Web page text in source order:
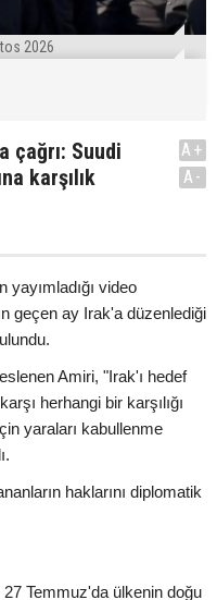
2026
çağrı: Suudi
karşılık
A+
A-
video
geçen ay Irak'a düzenlediği
Amiri, "Irak'ı hedef
herhangi bir karşılığı
yaraları kabullenme
haklarını diplomatik
27 Temmuz'da ülkenin doğu